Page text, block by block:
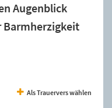
Augenblick
Barmherzigkeit
Als Trauervers wählen